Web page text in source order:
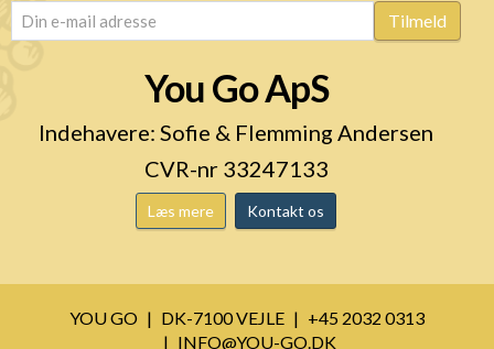
email (Påkrævet) Tilmeld
You Go ApS
Indehavere: Sofie & Flemming Andersen
CVR-nr 33247133
Læs mere Kontakt os
YOU GO DK-7100 VEJLE
+45 2032 0313
INFO@YOU-GO.DK